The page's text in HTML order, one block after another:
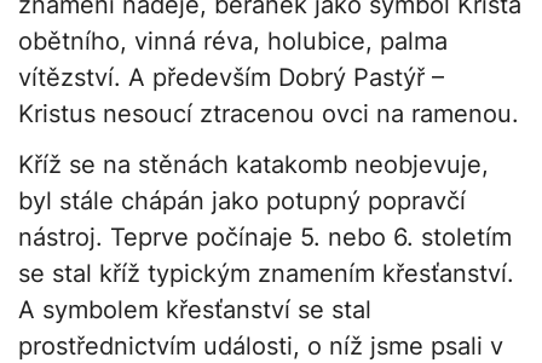
obětního, vinná réva, holubice, palma
vítězství. A především Dobrý Pastýř –
Kristus nesoucí ztracenou ovci na ramenou.
Kříž se na stěnách katakomb neobjevuje,
byl stále chápán jako potupný popravčí
nástroj. Teprve počínaje 5. nebo 6. stoletím
se stal kříž typickým znamením křesťanství.
A symbolem křesťanství se stal
prostřednictvím události, o níž jsme psali v